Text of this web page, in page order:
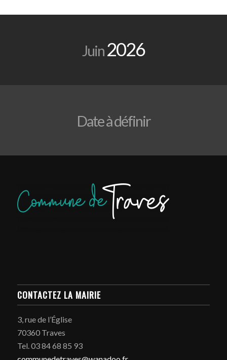
Juin2026
Date à définir
CONTACTEZ LA MAIRIE
3, rue de l’Église
70360 Traves
Tel. 03 84 68 85 93